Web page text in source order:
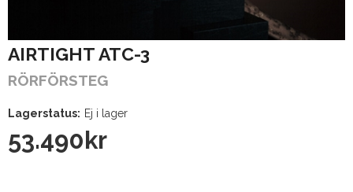
AIRTIGHT ATC-3
RÖRFÖRSTEG
Lagerstatus: Ej i lager
53.490kr